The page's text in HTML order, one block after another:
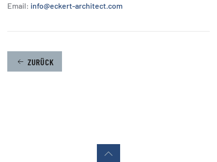
Email: info@eckert-architect.com
ZURÜCK